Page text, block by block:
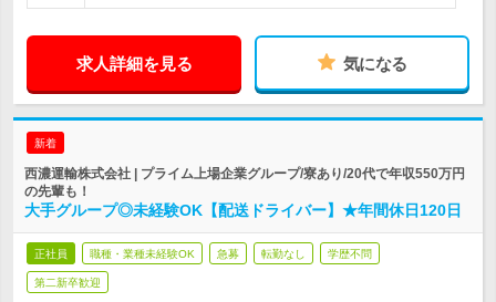
求人詳細を見る 気になる
新着
西濃運輸株式会社 | プライム上場企業グループ/寮あり/20代で年収550万円
の先輩も！
大手グループ◎未経験OK【配送ドライバー】★年間休日120日
正社員 職種・業種未経験OK 急募 転勤なし 学歴不問
第二新卒歓迎